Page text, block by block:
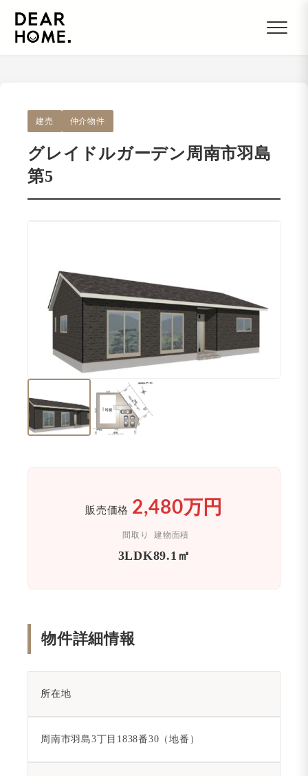
建売 仲介物件
グレイドルガーデン周南市羽島
第5
販売価格 2,480万円
間取り
3LDK
建物面積
89.1㎡
物件詳細情報
所在地
周南市羽島3丁目1838番30（地番）